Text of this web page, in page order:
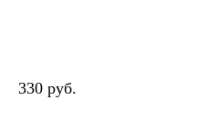
330 руб.